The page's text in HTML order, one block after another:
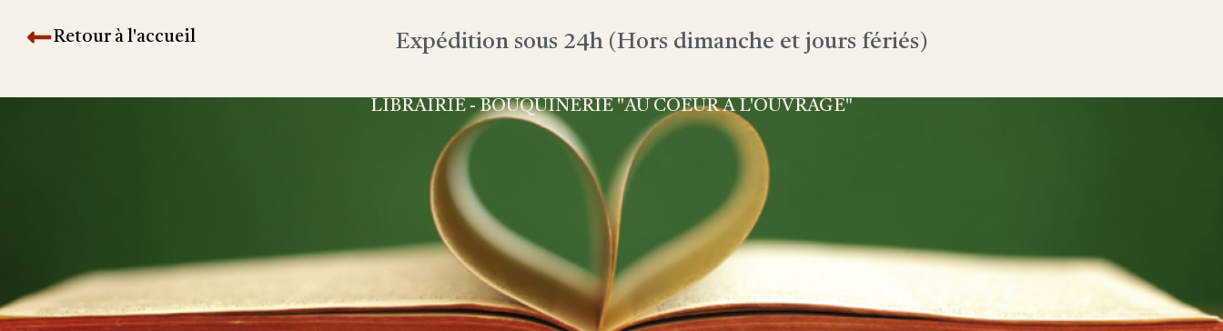
Retour à l'accueil Expédition sous 24h (Hors dimanche et jours fériés)
LIBRAIRIE - BOUQUINERIE "AU COEUR À L'OUVRAGE"